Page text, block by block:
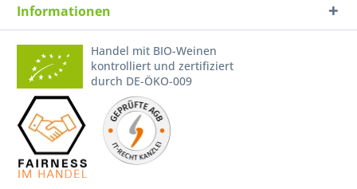
Informationen
Handel mit BIO-Weinen
kontrolliert und zertifiziert
durch DE-ÖKO-009